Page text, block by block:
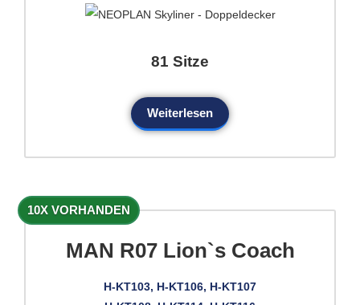
81 Sitze
Weiterlesen
10X VORHANDEN
MAN R07 Lion`s Coach
H-KT103, H-KT106, H-KT107